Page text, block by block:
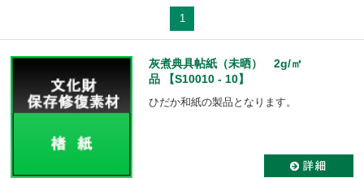
1
灰煮典具帖紙（未晒） 2g/㎡
品 【S10010 - 10】
ひだか和紙の製品となります。